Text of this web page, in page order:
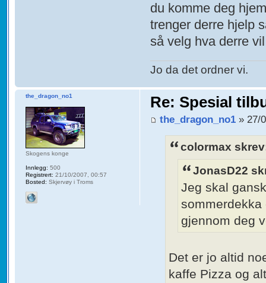
du komme deg
trenger derre hjelp
så velg hva derre
Jo da det ordner vi.
Re: Spesial
the_dragon_no1 » 27/
colormax
JonasD22
Jeg skal
gjennom deg
Det er jo altid
kaffe Pizza og
the_dragon_no1
Skogens konge
Innlegg: 500
Registrert: 21/10/2007, 00:57
Bosted: Skjervøy i Troms